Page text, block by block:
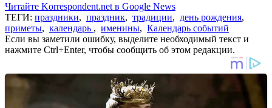
Читайте Korrespondent.net в Google News
ТЕГИ: праздники, праздник, традиции, день рождения,
приметы, календарь , именины, Календарь событий
Если вы заметили ошибку, выделите необходимый текст и
нажмите Ctrl+Enter, чтобы сообщить об этом редакции.